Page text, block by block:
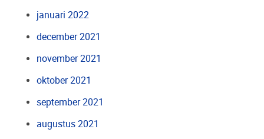
januari 2022
december 2021
november 2021
oktober 2021
september 2021
augustus 2021